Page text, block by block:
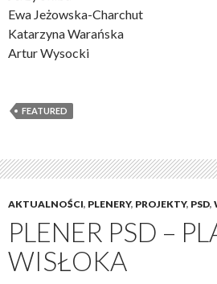
Ewa Jeżowska-Charchut
Katarzyna Warańska
Artur Wysocki
FEATURED
AKTUALNOŚCI, PLENERY, PROJEKTY, PSD,
PLENER PSD –
WISŁOKA